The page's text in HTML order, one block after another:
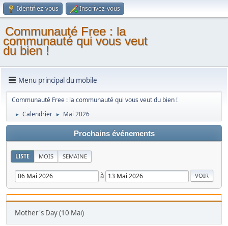
Identifiez-vous Inscrivez-vous
Communauté Free : la
communauté qui vous veut
du bien !
Menu principal du mobile
Communauté Free : la communauté qui vous veut du bien !
► Calendrier ► Mai 2026
Prochains événements
LISTE MOIS SEMAINE
à
Mother's Day (10 Mai)